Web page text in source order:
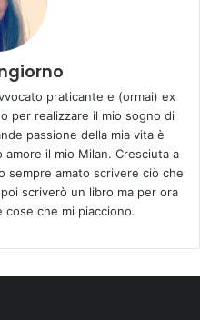
praticante e (ormai) ex
per realizzare il mio sogno di
passione della mia vita è
il mio Milan. Cresciuta a
sempre amato scrivere ciò che
scriverò un libro ma per ora
cose che mi piacciono.